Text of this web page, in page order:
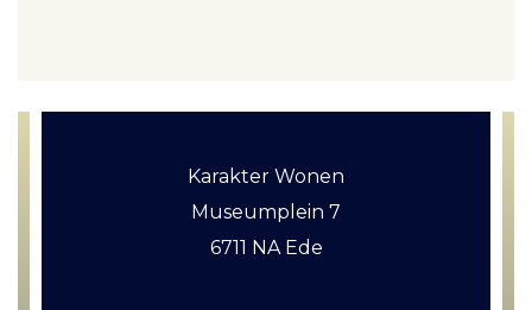
Karakter Wonen
Museumplein 7
6711 NA Ede